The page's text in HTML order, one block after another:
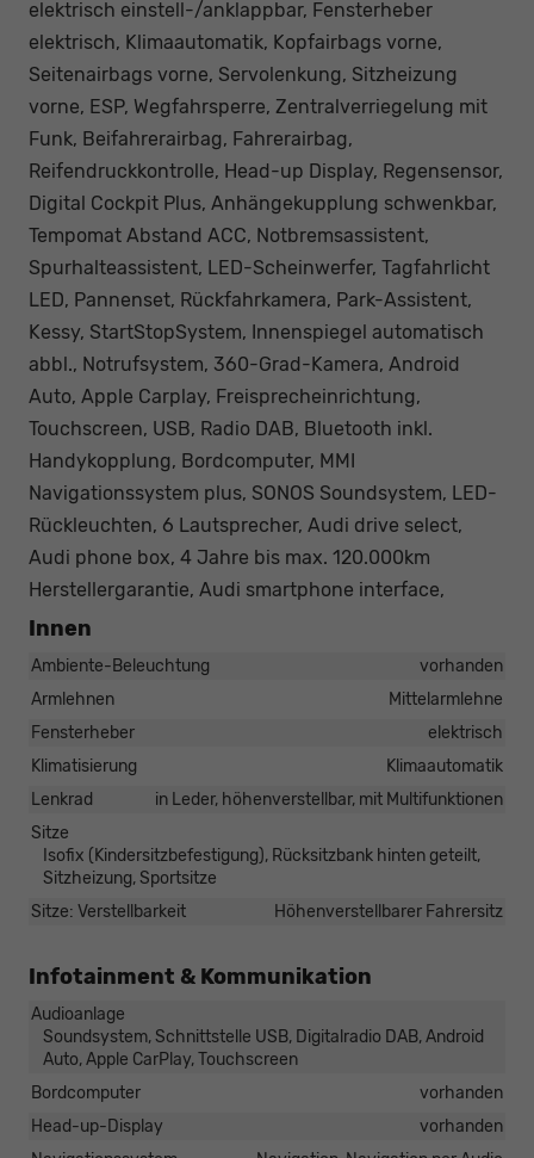
elektrisch einstell-/anklappbar, Fensterheber
elektrisch, Klimaautomatik, Kopfairbags vorne,
Seitenairbags vorne, Servolenkung, Sitzheizung
vorne, ESP, Wegfahrsperre, Zentralverriegelung mit
Funk, Beifahrerairbag, Fahrerairbag,
Reifendruckkontrolle, Head-up Display, Regensensor,
Digital Cockpit Plus, Anhängekupplung schwenkbar,
Tempomat Abstand ACC, Notbremsassistent,
Spurhalteassistent, LED-Scheinwerfer, Tagfahrlicht
LED, Pannenset, Rückfahrkamera, Park-Assistent,
Kessy, StartStopSystem, Innenspiegel automatisch
abbl., Notrufsystem, 360-Grad-Kamera, Android
Auto, Apple Carplay, Freisprecheinrichtung,
Touchscreen, USB, Radio DAB, Bluetooth inkl.
Handykopplung, Bordcomputer, MMI
Navigationssystem plus, SONOS Soundsystem, LED-
Rückleuchten, 6 Lautsprecher, Audi drive select,
Audi phone box, 4 Jahre bis max. 120.000km
Herstellergarantie, Audi smartphone interface,
Innen
Ambiente-Beleuchtung
vorhanden
Armlehnen
Mittelarmlehne
Fensterheber
elektrisch
Klimatisierung
Klimaautomatik
Lenkrad
in Leder, höhenverstellbar, mit Multifunktionen
Sitze
Isofix (Kindersitzbefestigung), Rücksitzbank hinten geteilt,
Sitzheizung, Sportsitze
Sitze: Verstellbarkeit
Höhenverstellbarer Fahrersitz
Infotainment & Kommunikation
Audioanlage
Soundsystem, Schnittstelle USB, Digitalradio DAB, Android
Auto, Apple CarPlay, Touchscreen
Bordcomputer
vorhanden
Head-up-Display
vorhanden